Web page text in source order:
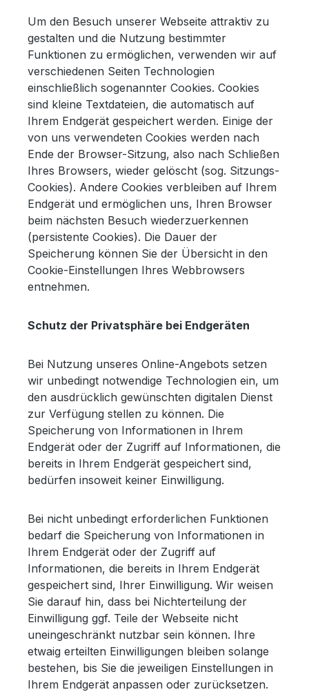
Um den Besuch unserer Webseite attraktiv zu
gestalten und die Nutzung bestimmter
Funktionen zu ermöglichen, verwenden wir auf
verschiedenen Seiten Technologien
einschließlich sogenannter Cookies. Cookies
sind kleine Textdateien, die automatisch auf
Ihrem Endgerät gespeichert werden. Einige der
von uns verwendeten Cookies werden nach
Ende der Browser-Sitzung, also nach Schließen
Ihres Browsers, wieder gelöscht (sog. Sitzungs-
Cookies). Andere Cookies verbleiben auf Ihrem
Endgerät und ermöglichen uns, Ihren Browser
beim nächsten Besuch wiederzuerkennen
(persistente Cookies). Die Dauer der
Speicherung können Sie der Übersicht in den
Cookie-Einstellungen Ihres Webbrowsers
entnehmen.
Schutz der Privatsphäre bei Endgeräten
Bei Nutzung unseres Online-Angebots setzen
wir unbedingt notwendige Technologien ein, um
den ausdrücklich gewünschten digitalen Dienst
zur Verfügung stellen zu können. Die
Speicherung von Informationen in Ihrem
Endgerät oder der Zugriff auf Informationen, die
bereits in Ihrem Endgerät gespeichert sind,
bedürfen insoweit keiner Einwilligung.
Bei nicht unbedingt erforderlichen Funktionen
bedarf die Speicherung von Informationen in
Ihrem Endgerät oder der Zugriff auf
Informationen, die bereits in Ihrem Endgerät
gespeichert sind, Ihrer Einwilligung. Wir weisen
Sie darauf hin, dass bei Nichterteilung der
Einwilligung ggf. Teile der Webseite nicht
uneingeschränkt nutzbar sein können. Ihre
etwaig erteilten Einwilligungen bleiben solange
bestehen, bis Sie die jeweiligen Einstellungen in
Ihrem Endgerät anpassen oder zurücksetzen.